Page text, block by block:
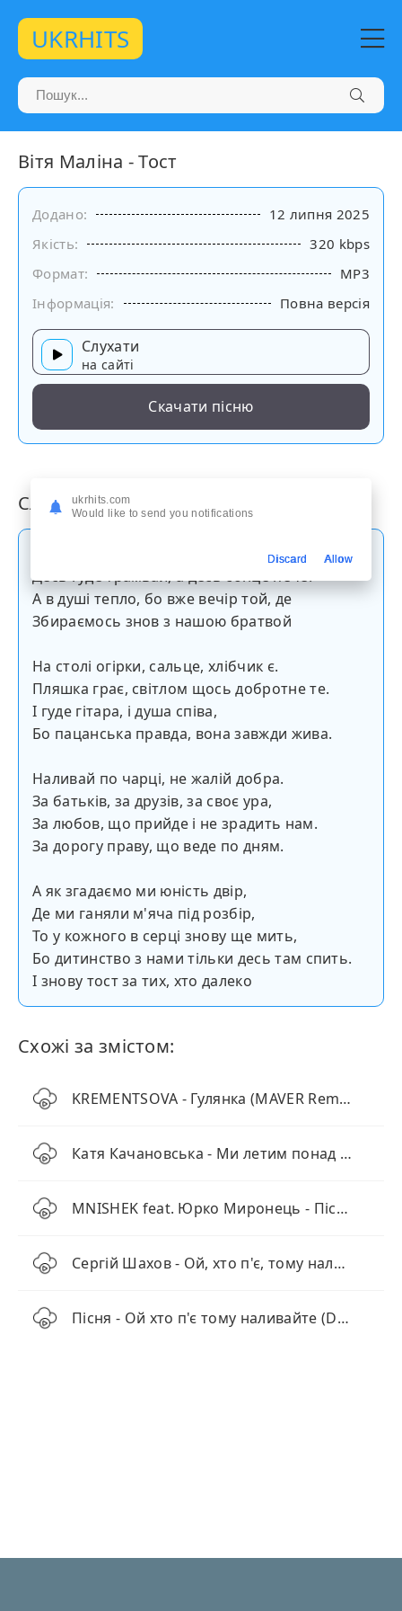
UKRHITS
Вітя Маліна - Тост
Додано:
12 липня 2025
Якість:
320 kbps
Формат:
MP3
Інформація:
Повна версія
Слухати
на сайті
Скачати пісню
Слова пісні
Десь гуде трамвай, а десь сонце пече.
А в душі тепло, бо вже вечір той, де
Збираємось знов з нашою братвой
На столі огірки, сальце, хлібчик є.
Пляшка грає, світлом щось добротне те.
І гуде гітара, і душа співа,
Бо пацанська правда, вона завжди жива.
Наливай по чарці, не жалій добра.
За батьків, за друзів, за своє ура,
За любов, що прийде і не зрадить нам.
За дорогу праву, що веде по дням.
А як згадаємо ми юність двір,
Де ми ганяли м'яча під розбір,
То у кожного в серці знову ще мить,
Бо дитинство з нами тільки десь там спить.
І знову тост за тих, хто далеко
Схожі за змістом:
KREMENTSOVA - Гулянка (MAVER Remix)
Катя Качановська - Ми летим понад хмарами (KARMV REMIX)
MNISHEK feat. Юрко Миронець - Пісня Землі
Сергій Шахов - Ой, хто п'є, тому наливайте
Пісня - Ой хто п'є тому наливайте (DrymBass Remix)
ukrhits.com
Would like to send you notifications
Discard Allow